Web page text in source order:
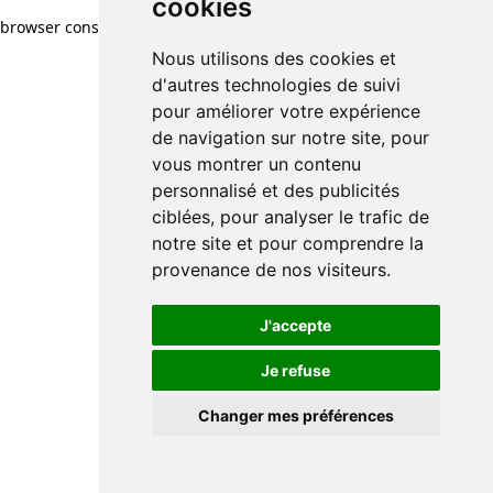
cookies
Nous utilisons des cookies et
d'autres technologies de suivi
pour améliorer votre expérience
de navigation sur notre site, pour
vous montrer un contenu
personnalisé et des publicités
ciblées, pour analyser le trafic de
notre site et pour comprendre la
provenance de nos visiteurs.
J'accepte
Je refuse
Changer mes préférences
browser console for more information)